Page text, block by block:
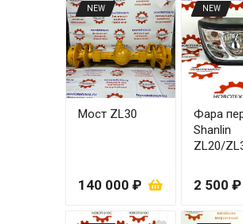
NEW
Мост ZL30
140 000 ₽
NEW
Фара
Shanlin
ZL20/
2 500 ₽